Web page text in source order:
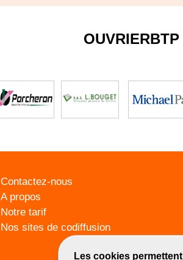
Les cookies
OUVRIERBTP
Contactez-nous
A propos
Notre tarif
Nos sites de codiffusion